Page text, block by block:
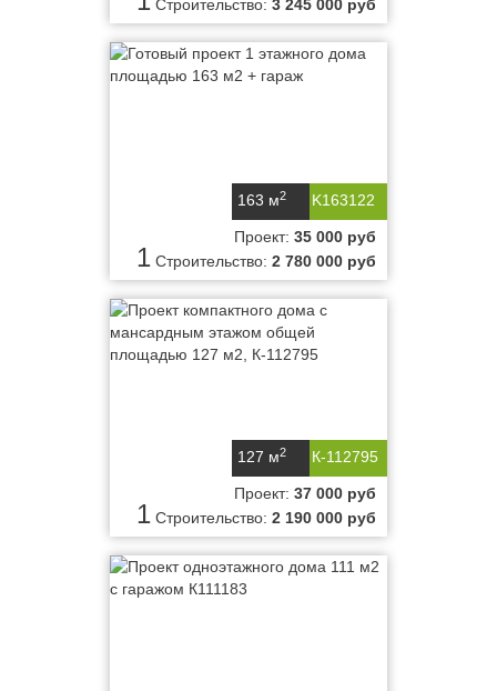
Строительство: 3 245 000 руб
K163122
163 м2
1
Проект: 35 000 руб
Строительство: 2 780 000 руб
К-112795
127 м2
1
Проект: 37 000 руб
Строительство: 2 190 000 руб